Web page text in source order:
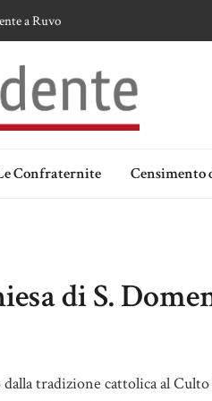
a Ruvo
di Puglia
Confraternite Censimento
di S.
tradizione cattolica al